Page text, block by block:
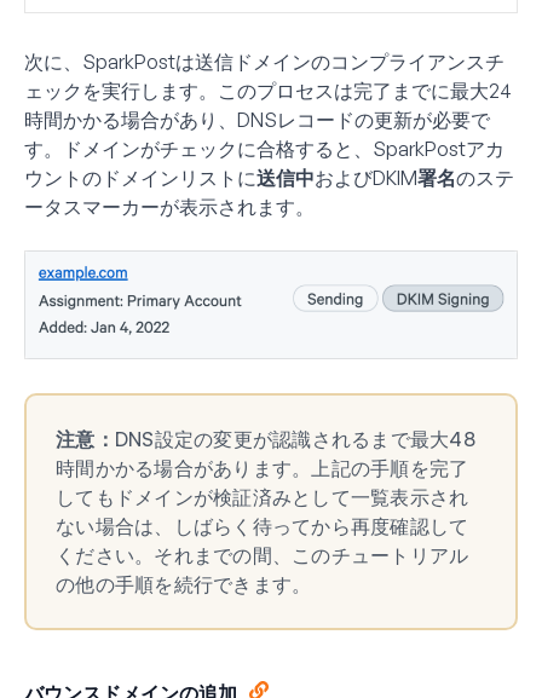
次に、SparkPostは送信ドメインのコンプライアンスチ
ェックを実行します。このプロセスは完了までに最大24
時間かかる場合があり、DNSレコードの更新が必要で
す。ドメインがチェックに合格すると、SparkPostアカ
ウントのドメインリストに送信中およびDKIM署名のステ
ータスマーカーが表示されます。
注意： DNS設定の変更が認識されるまで最大48
時間かかる場合があります。上記の手順を完了
してもドメインが検証済みとして一覧表示され
ない場合は、しばらく待ってから再度確認して
ください。それまでの間、このチュートリアル
の他の手順を続行できます。